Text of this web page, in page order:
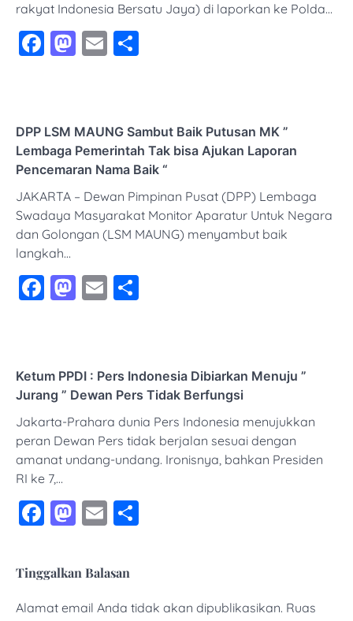
rakyat Indonesia Bersatu Jaya) di laporkan ke Polda…
Facebook
Mastodon
Email
DPP LSM MAUNG Sambut Baik Putusan MK ”
Lembaga Pemerintah Tak bisa Ajukan Laporan
Pencemaran Nama Baik “
JAKARTA – Dewan Pimpinan Pusat (DPP) Lembaga
Swadaya Masyarakat Monitor Aparatur Untuk Negara
dan Golongan (LSM MAUNG) menyambut baik
langkah…
Facebook
Mastodon
Email
Ketum PPDI : Pers Indonesia Dibiarkan Menuju ”
Jurang ” Dewan Pers Tidak Berfungsi
Jakarta-Prahara dunia Pers Indonesia menujukkan
peran Dewan Pers tidak berjalan sesuai dengan
amanat undang-undang. Ironisnya, bahkan Presiden
RI ke 7,…
Facebook
Mastodon
Email
Tinggalkan Balasan
Alamat email Anda tidak akan dipublikasikan. Ruas